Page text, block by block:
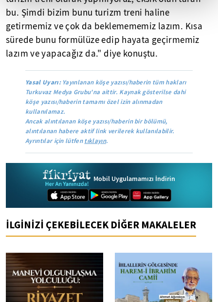
bu. Şimdi bizim bunu turizm treni haline
getirmemiz ve çok da beklemememiz lazım. Kısa
sürede bunu formülüze edip hayata geçirmemiz
lazım ve yapacağız da." diye konuştu.
Yasal Uyarı:Yayınlanan köşe yazısı/haberin tüm hakları
Turkuvaz Medya Grubu'na aittir. Kaynak gösterilse dahi
köşe yazısı/haberin tamamı özel izin alınmadan
kullanılamaz.
Ancak alıntılanan köşe yazısı/haberin bir bölümü,
alıntılanan habere aktif link verilerek kullanılabilir.
Ayrıntılar için lütfentıklayın.
Mobil Uygulamamızı İndirin
İLGİNİZİ ÇEKEBİLECEK DİĞER MAKALELER